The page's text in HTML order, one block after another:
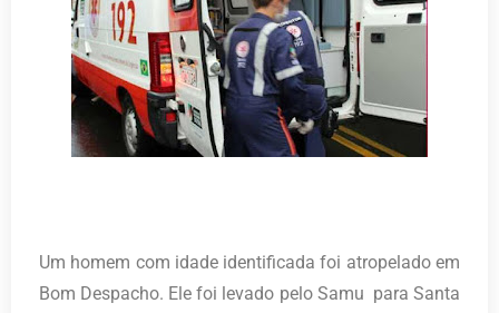
Um homem com idade identificada foi atropelado em
Bom Despacho. Ele foi levado pelo Samu para Santa